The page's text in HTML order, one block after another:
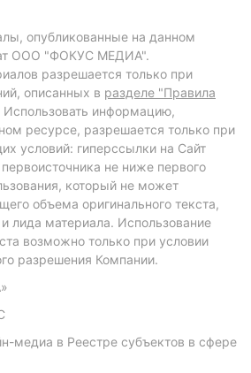
опубликованные на данном
ООО "ФОКУС МЕДИА".
разрешается только при
описанных в разделе "Правила
Использовать информацию,
ресурсе, разрешается только при
условий: гиперссылки на Сайт
не ниже первого
который не может
объема оригинального текста,
лида материала. Использование
возможно только при условии
разрешения Компании.
медиа в Реестре субъектов в сфере